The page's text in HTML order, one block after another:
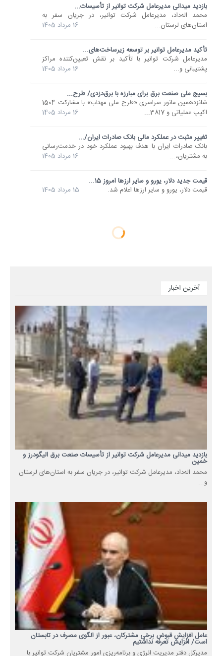
بازدید میدانی مدیرعامل شرکت توانیر از تأسیسات...
محمد اله‌داد، مدیرعامل شرکت توانیر، در جریان سفر به
استان‌های لرستان...
16 مرداد 1405
تأکید مدیرعامل توانیر بر توسعه زیرساخت‌های...
مدیرعامل شرکت توانیر با تأکید بر نقش تعیین‌کننده مراکز
پشتیبانی و...
16 مرداد 1405
بسیج ملی صنعت برق برای مبارزه با برق‌دزدی/ طرح...
شانزدهمین مانور سراسری «طرح ملی مهتاب» با مشارکت 1504
اکیپ عملیاتی و 3817...
16 مرداد 1405
تغییر مثبت در عملکرد مالی بانک صادرات ایران/...
​بانک صادرات ایران با هدف بهبود عملکرد خود در خدمت‌رسانی
به مشتریان،...
16 مرداد 1405
قیمت جدید دلار، یورو و سایر ارزها امروز 15...
قیمت دلار، یورو و سایر ارزها اعلام شد.
15 مرداد 1405
آخرین اخبار
بازدید میدانی مدیرعامل شرکت توانیر از تأسیسات صنعت برق الیگودرز و
خمین
محمد اله‌داد، مدیرعامل شرکت توانیر، در جریان سفر به استان‌های لرستان
و...
عامل افزایش قبوض برخی مشترکان، عبور از الگوی مصرف در تابستان
است/ افزایش تعرفه نداشتیم
مدیرکل دفتر مدیریت انرژی و برنامه‌ریزی امور مشتریان شرکت توانیر با